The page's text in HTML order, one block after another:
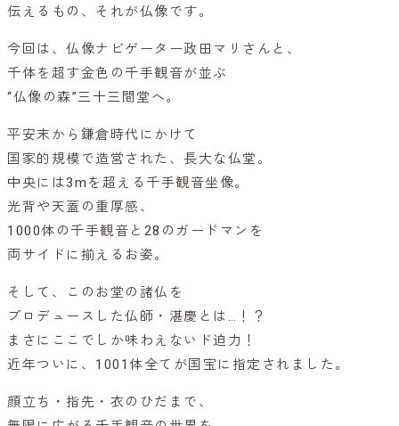
伝えるもの、それが仏像です。
今回は、仏像ナビゲーター政田マリさんと、
千体を超す金色の千手観音が並ぶ
“仏像の森”三十三間堂へ。
平安末から鎌倉時代にかけて
国家的規模で造営された、長大な仏堂。
中央には3mを超える千手観音坐像。
光背や天蓋の重厚感、
1000体の千手観音と28のガードマンを
両サイドに揃えるお姿。
そして、このお堂の諸仏を
プロデュースした仏師・湛慶とは…！？
まさにここでしか味わえないド迫力！
近年ついに、1001体全てが国宝に指定されました。
顔立ち・指先・衣のひだまで、